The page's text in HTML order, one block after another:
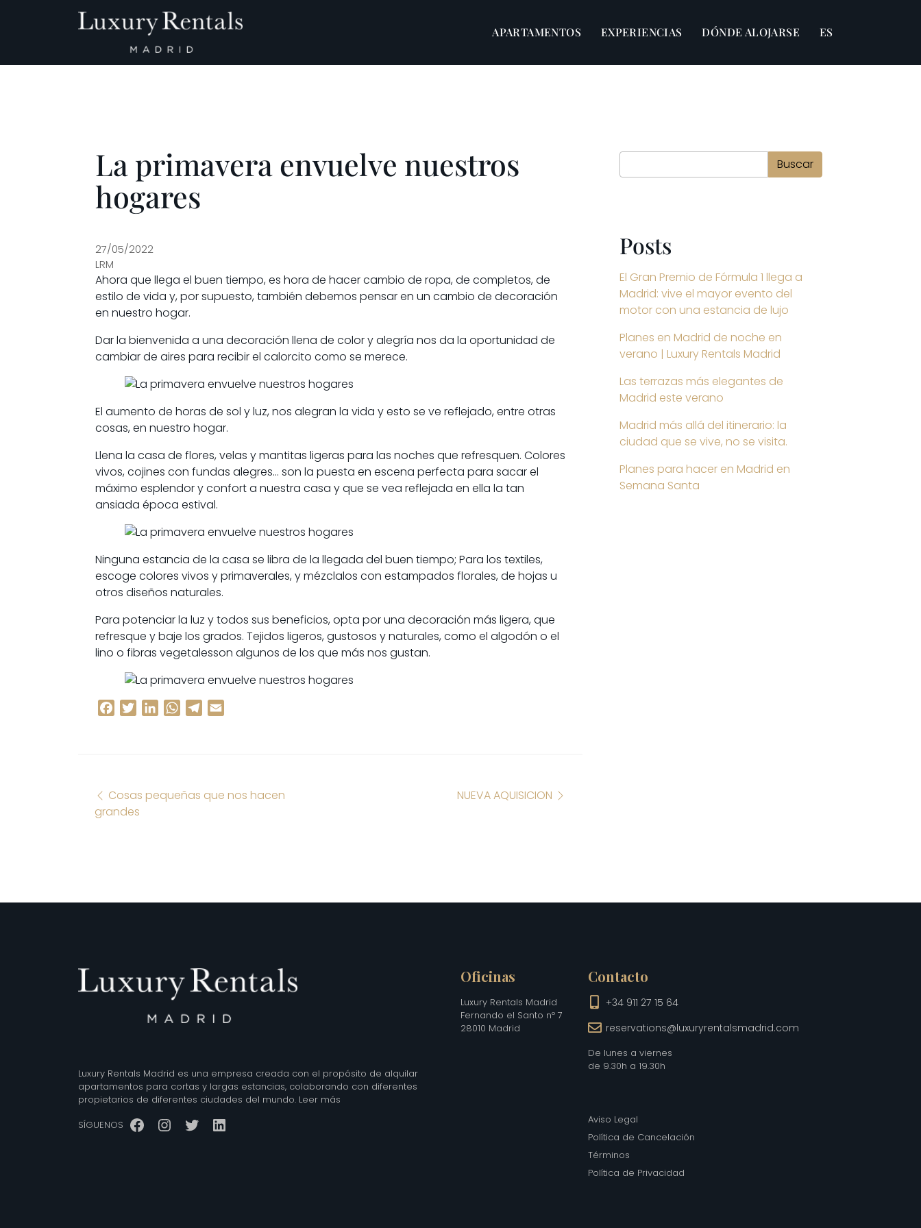
Navegación principal APARTAMENTOS EXPERIENCIAS DÓNDE ALOJARSE ES
La primavera envuelve nuestros
hogares
27/05/2022
LRM
Ahora que llega el buen tiempo, es hora de hacer cambio de ropa, de completos, de
estilo de vida y, por supuesto, también debemos pensar en un cambio de decoración
en nuestro hogar.
Dar la bienvenida a una decoración llena de color y alegría nos da la oportunidad de
cambiar de aires para recibir el calorcito como se merece.
El aumento de horas de sol y luz, nos alegran la vida y esto se ve reflejado, entre otras
cosas, en nuestro hogar.
Llena la casa de flores, velas y mantitas ligeras para las noches que refresquen. Colores
vivos, cojines con fundas alegres… son la puesta en escena perfecta para sacar el
máximo esplendor y confort a nuestra casa y que se vea reflejada en ella la tan
ansiada época estival.
Ninguna estancia de la casa se libra de la llegada del buen tiempo; Para los textiles,
escoge colores vivos y primaverales, y mézclalos con estampados florales, de hojas u
otros diseños naturales.
Para potenciar la luz y todos sus beneficios, opta por una decoración más ligera, que
refresque y baje los grados. Tejidos ligeros, gustosos y naturales, como el algodón o el
lino o fibras vegetalesson algunos de los que más nos gustan.
Facebook
TwitterLinkedInWhatsAppTelegram
Navegación de entradas
Cosas pequeñas que nos hacen
grandes
NUEVA AQUISICION
Buscar Buscar
Posts
El Gran Premio de Fórmula 1 llega a
Madrid: vive el mayor evento del
motor con una estancia de lujo
Planes en Madrid de noche en
verano | Luxury Rentals Madrid
Las terrazas más elegantes de
Madrid este verano
Madrid más allá del itinerario: la
ciudad que se vive, no se visita.
Planes para hacer en Madrid en
Semana Santa
Luxury Rentals Madrid es una empresa creada con el propósito de alquilar
apartamentos para cortas y largas estancias, colaborando con diferentes
propietarios de diferentes ciudades del mundo. Leer más
SÍGUENOS Facebook
Instagram
TwitterLinkedIn
Oficinas
Luxury Rentals Madrid
Fernando el Santo nº 7
28010 Madrid
Contacto
+34 911 27 15 64
reservations@luxuryrentalsmadrid.com
De lunes a viernes
de 9.30h a 19.30h
Aviso Legal
Política de Cancelación
Términos
Política de Privacidad